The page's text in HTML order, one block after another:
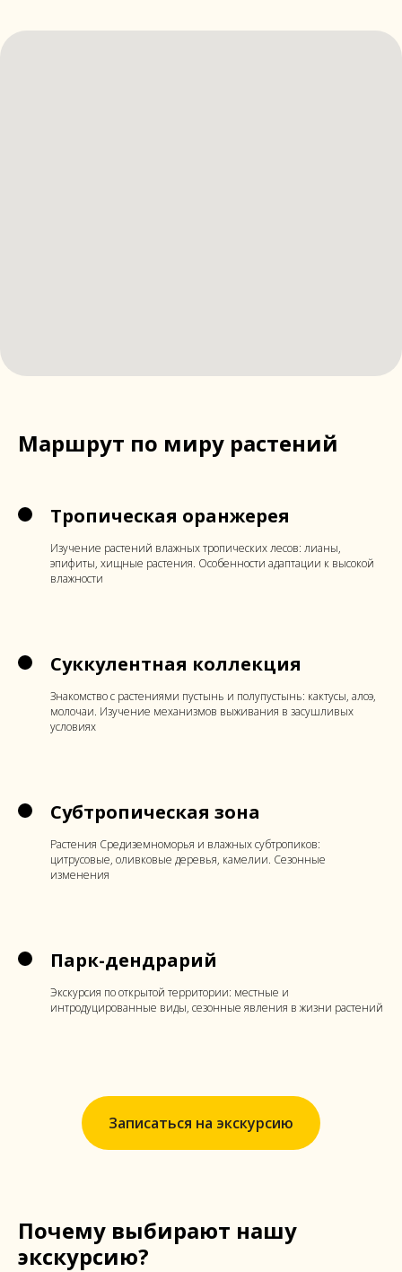
Маршрут по миру растений
Тропическая оранжерея
Изучение растений влажных тропических лесов: лианы,
эпифиты, хищные растения. Особенности адаптации к высокой
влажности
Суккулентная коллекция
Знакомство с растениями пустынь и полупустынь: кактусы, алоэ,
молочаи. Изучение механизмов выживания в засушливых
условиях
Субтропическая зона
Растения Средиземноморья и влажных субтропиков:
цитрусовые, оливковые деревья, камелии. Сезонные
изменения
Парк-дендрарий
Экскурсия по открытой территории: местные и
интродуцированные виды, сезонные явления в жизни растений
Записаться на экскурсию
Почему выбирают нашу
экскурсию?